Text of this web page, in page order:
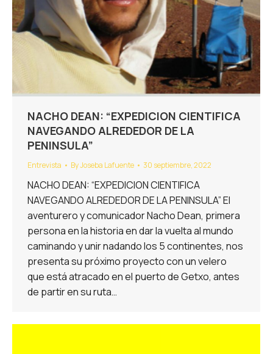
NACHO DEAN: “EXPEDICION CIENTIFICA
NAVEGANDO ALREDEDOR DE LA
PENINSULA”
Entrevista ByJoseba Lafuente 30 septiembre, 2022
NACHO DEAN: “EXPEDICION CIENTIFICA
NAVEGANDO ALREDEDOR DE LA PENINSULA” El
aventurero y comunicador Nacho Dean, primera
persona en la historia en dar la vuelta al mundo
caminando y unir nadando los 5 continentes, nos
presenta su próximo proyecto con un velero
que está atracado en el puerto de Getxo, antes
de partir en su ruta…